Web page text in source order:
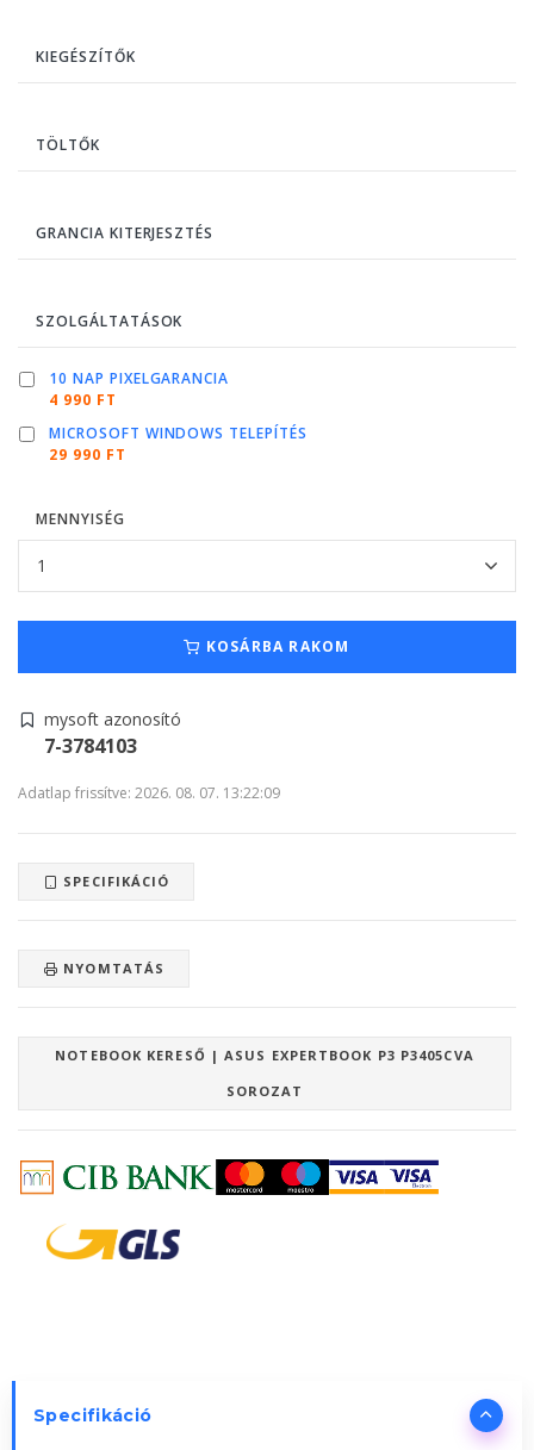
KIEGÉSZÍTŐK
TÖLTŐK
GRANCIA KITERJESZTÉS
SZOLGÁLTATÁSOK
10 NAP PIXELGARANCIA
4 990 FT
MICROSOFT WINDOWS TELEPÍTÉS
29 990 FT
MENNYISÉG
KOSÁRBA RAKOM
mysoft azonosító
7-3784103
Adatlap frissítve: 2026. 08. 07. 13:22:09
SPECIFIKÁCIÓ
NYOMTATÁS
NOTEBOOK KERESŐ | ASUS EXPERTBOOK P3 P3405CVA
SOROZAT
Specifikáció